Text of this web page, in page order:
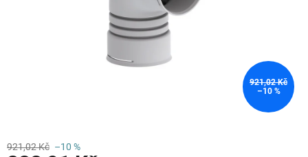
921,02 Kč
–10 %
921,02 Kč –10 %